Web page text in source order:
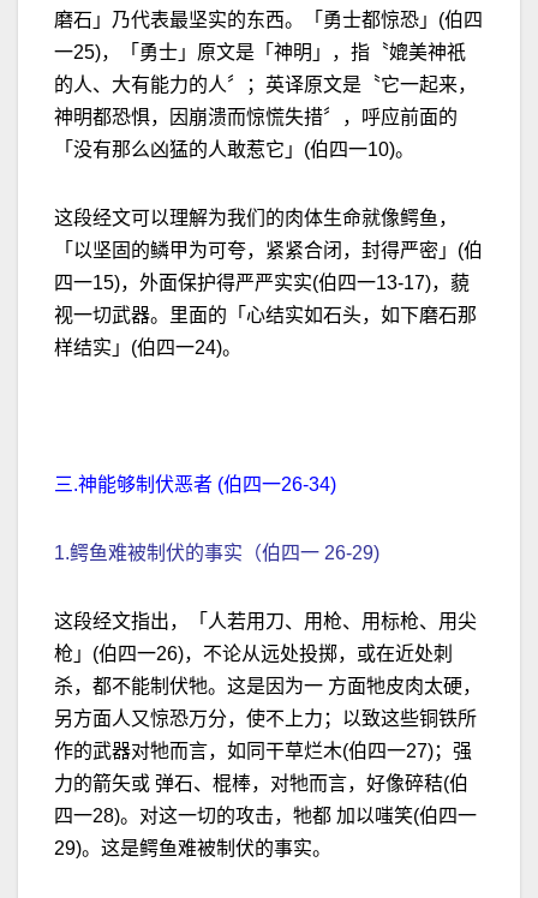
磨石」乃代表最坚实的东西。「勇士都惊恐」(伯四
一25)，「勇士」原文是「神明」，指〝媲美神祇
的人、大有能力的人〞；英译原文是〝它一起来，
神明都恐惧，因崩溃而惊慌失措〞，呼应前面的
「没有那么凶猛的人敢惹它」(伯四一10)。
这段经文可以理解为我们的肉体生命就像鳄鱼，
「以坚固的鳞甲为可夸，紧紧合闭，封得严密」(伯
四一15)，外面保护得严严实实(伯四一13-17)，藐
视一切武器。里面的「心结实如石头，如下磨石那
样结实」(伯四一24)。
三.神能够制伏恶者 (伯四一26-34)
1.鳄鱼难被制伏的事实（伯四一 26-29)
这段经文指出，「人若用刀、用枪、用标枪、用尖
枪」(伯四一26)，不论从远处投掷，或在近处刺
杀，都不能制伏牠。这是因为一 方面牠皮肉太硬，
另方面人又惊恐万分，使不上力；以致这些铜铁所
作的武器对牠而言，如同干草烂木(伯四一27)；强
力的箭矢或 弹石、棍棒，对牠而言，好像碎秸(伯
四一28)。对这一切的攻击，牠都 加以嗤笑(伯四一
29)。这是鳄鱼难被制伏的事实。